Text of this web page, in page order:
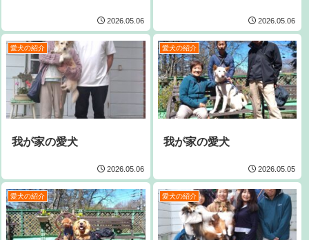
2026.05.06 2026.05.06
愛犬の紹介
我が家の愛犬
2026.05.06
愛犬の紹介
我が家の愛犬
2026.05.05
愛犬の紹介 愛犬の紹介